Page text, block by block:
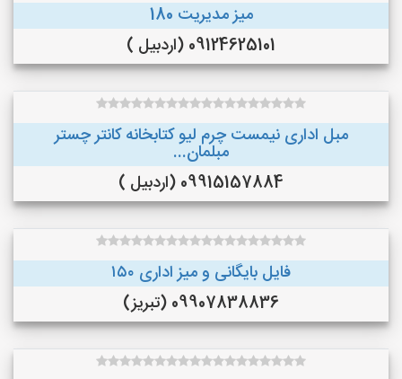
میز مدیریت 180
09124625101 (اردبیل )
مبل اداری نیمست چرم لیو کتابخانه کانتر چستر
مبلمان...
09915157884 (اردبیل )
فایل بایگانی و میز اداری ۱۵۰
09907838836 (تبریز)